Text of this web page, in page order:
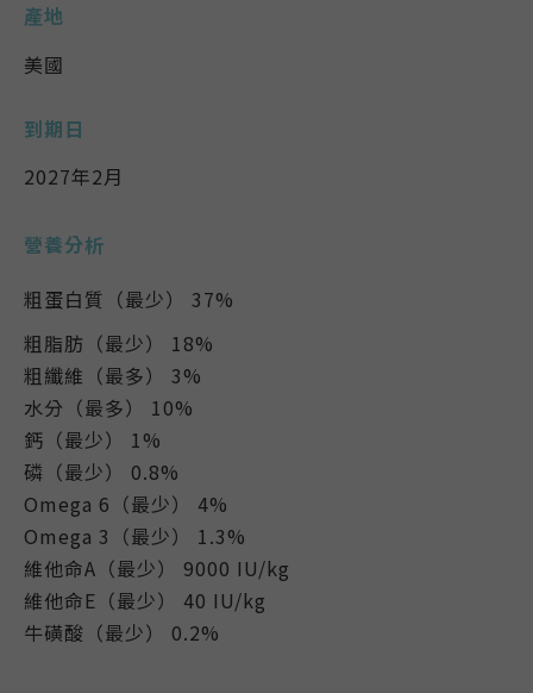
產地
美國
到期日
2027年2月
營養分析
粗蛋白質（最少） 37%
粗脂肪（最少） 18%
粗纖維（最多） 3%
水分（最多） 10%
鈣（最少） 1%
磷（最少） 0.8%
Omega 6（最少） 4%
Omega 3（最少） 1.3%
維他命A（最少） 9000 IU/kg
維他命E（最少） 40 IU/kg
牛磺酸（最少） 0.2%